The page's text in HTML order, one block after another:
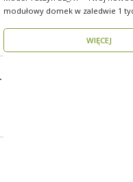
modułowy domek w zaledwie 1
WIĘCEJ